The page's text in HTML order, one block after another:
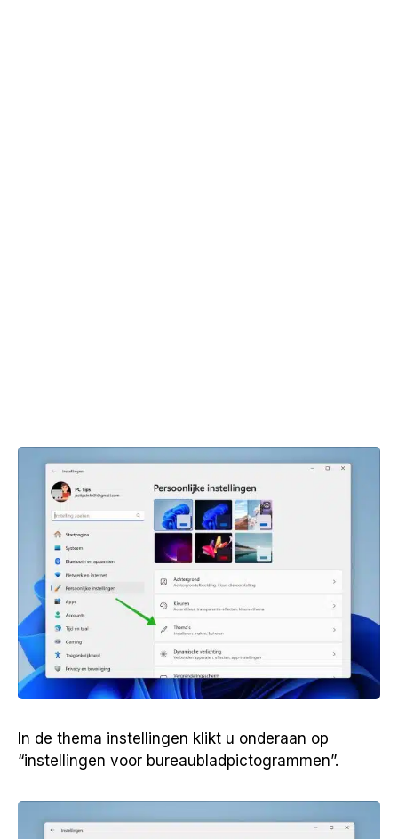
In de thema instellingen klikt u onderaan op
“instellingen voor bureaubladpictogrammen”.